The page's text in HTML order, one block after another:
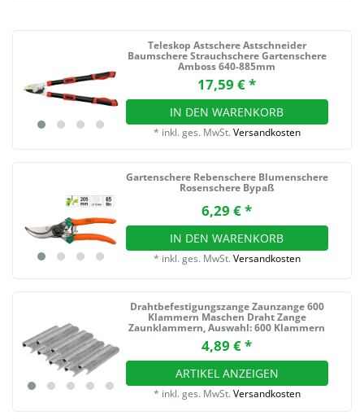
Teleskop Astschere Astschneider
Baumschere Strauchschere Gartenschere
Amboss 640-885mm
17,59 € *
IN DEN WARENKORB
* inkl. ges. MwSt. Versandkosten
Gartenschere Rebenschere Blumenschere
Rosenschere Bypaß
6,29 € *
IN DEN WARENKORB
* inkl. ges. MwSt. Versandkosten
Drahtbefestigungszange Zaunzange 600
Klammern Maschen Draht Zange
Zaunklammern, Auswahl: 600 Klammern
4,89 € *
ARTIKEL ANZEIGEN
* inkl. ges. MwSt. Versandkosten